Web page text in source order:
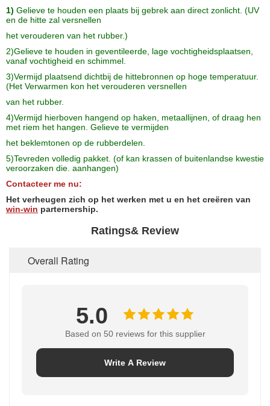
1) Gelieve te houden een plaats bij gebrek aan direct zonlicht. (UV
en de hitte zal versnellen
het verouderen van het rubber.)
2)Gelieve te houden in geventileerde, lage vochtigheidsplaatsen,
vanaf vochtigheid en schimmel.
3)Vermijd plaatsend dichtbij de hittebronnen op hoge temperatuur.
(Het Verwarmen kon het verouderen versnellen
van het rubber.
4)Vermijd hierboven hangend op haken, metaallijnen, of draag hen
met riem het hangen. Gelieve te vermijden
het beklemtonen op de rubberdelen.
5)Tevreden volledig pakket. (of kan krassen of buitenlandse kwestie
veroorzaken die. aanhangen)
Contacteer me nu:
Het verheugen zich op het werken met u en het creëren van
win-win parternership.
Ratings& Review
Overall Rating
5.0
Based on 50 reviews for this supplier
Write A Review